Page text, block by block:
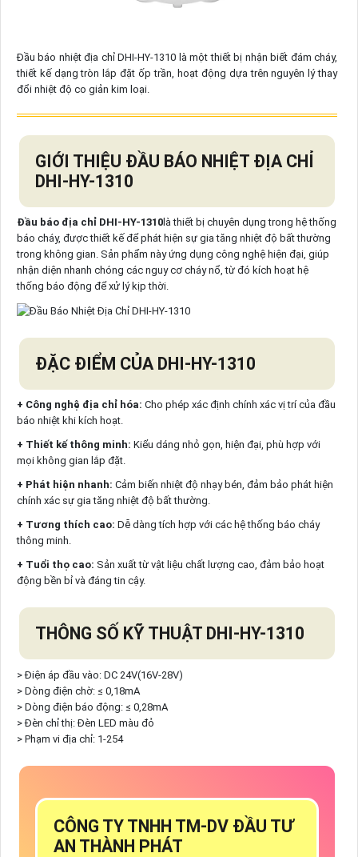
Đầu báo nhiệt địa chỉ DHI-HY-1310 là một thiết bị nhận biết đám cháy,
thiết kế dạng tròn lắp đặt ốp trần, hoạt động dựa trên nguyên lý thay
đổi nhiệt độ co giản kim loại.
GIỚI THIỆU ĐẦU BÁO NHIỆT ĐỊA CHỈ
DHI-HY-1310
Đầu báo địa chỉ DHI-HY-1310là thiết bị chuyên dụng trong hệ thống
báo cháy, được thiết kế để phát hiện sự gia tăng nhiệt độ bất thường
trong không gian. Sản phẩm này ứng dụng công nghệ hiện đại, giúp
nhận diện nhanh chóng các nguy cơ cháy nổ, từ đó kích hoạt hệ
thống báo động để xử lý kịp thời.
ĐẶC ĐIỂM CỦA DHI-HY-1310
+ Công nghệ địa chỉ hóa: Cho phép xác định chính xác vị trí của đầu
báo nhiệt khi kích hoạt.
+ Thiết kế thông minh: Kiểu dáng nhỏ gọn, hiện đại, phù hợp với
mọi không gian lắp đặt.
+ Phát hiện nhanh: Cảm biến nhiệt độ nhạy bén, đảm bảo phát hiện
chính xác sự gia tăng nhiệt độ bất thường.
+ Tương thích cao: Dễ dàng tích hợp với các hệ thống báo cháy
thông minh.
+ Tuổi thọ cao: Sản xuất từ vật liệu chất lượng cao, đảm bảo hoạt
động bền bỉ và đáng tin cậy.
THÔNG SỐ KỸ THUẬT DHI-HY-1310
> Điện áp đầu vào: DC 24V(16V-28V)
> Dòng điện chờ: ≤ 0,18mA
> Dòng điện báo động: ≤ 0,28mA
> Đèn chỉ thị: Đèn LED màu đỏ
> Phạm vi địa chỉ: 1-254
CÔNG TY TNHH TM-DV ĐẦU TƯ
AN THÀNH PHÁT